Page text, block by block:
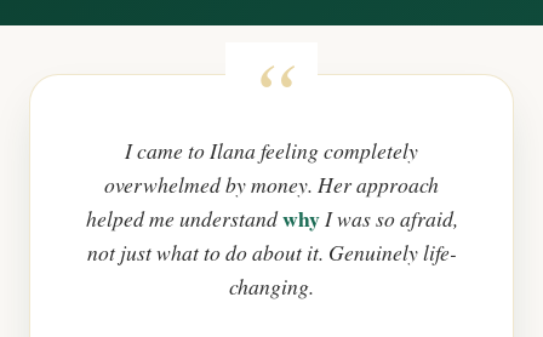
I came to Ilana feeling completely
overwhelmed by money. Her approach
helped me understandwhyI was so afraid,
not just what to do about it. Genuinely life-
changing.